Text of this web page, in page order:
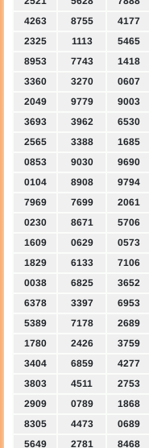
4263
8755 4177
2325
1113 5465
8953
7743 1418
3360
3270 0607
2049
9779 9003
3693
3962 6530
2565
3388 1685
0853
9030 9690
0104
8908 9794
7969
7699 2061
0230
8671 5706
1609
0629 0573
1829
6133 7106
0038
6825 3652
6378
3397 6953
5389
7178 2689
1780
2426 3759
3404
6859 4277
3803
4511 2753
2909
0789 1868
8305
4473 0689
5649
2781 8468